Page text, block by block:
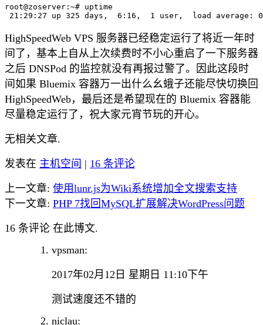
root@zoserver:~# uptime
HighSpeedWeb VPS 服务器已经稳定运行了将近一年时
间了，基本上自从上次续费时不小心重启了一下服务器
之后 DNSPod 的监控就没有再报过警了。因此这段时
间如果 Bluemix 容器万一出什么幺蛾子还能尽快切换回
HighSpeedWeb，最后还是希望现在的 Bluemix 容器能
尽量稳定运行了，祝大家元宵节玩的开心。
无相关文章.
发表在 主机空间 | 16 条评论
上一文章: 使用lunr.js为Wiki系统增加全文搜索支持
下一文章: PHP 7找回MySQL扩展解决WordPress问题
16 条评论 在此博文.
vpsman:
2017年02月12日 星期日 11:10下午
测试速度还不错的
niclau: